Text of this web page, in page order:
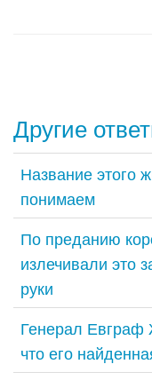
Другие
Название этого
понимаем
По преданию
излечивали это
руки
Генерал Евграф
что его